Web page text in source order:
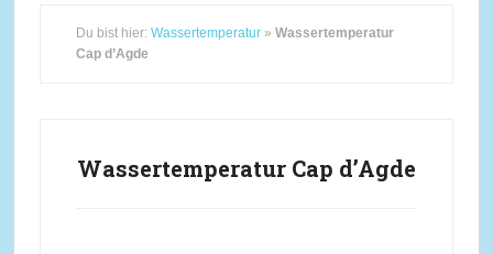
Du bist hier: Wassertemperatur» Wassertemperatur
Cap d’Agde
Wassertemperatur Cap d’Agde